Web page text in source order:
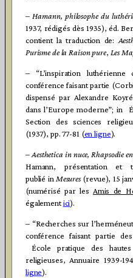
–Hamann, philosophe du
1937, rédigés dès 1935), éd.
contient la traduction de:
Purisme de la Raison pure, Les
– “L’inspiration
conférence faisant partie
dispensé par Alexandre
dans l’Europe moderne”; in
Section des sciences
(1937), pp. 77-81 (en ligne).
– Aesthetica in nuce, Rhapsodie
Hamann, présentation et
publié inMesures(revue), 15
(numérisé par les Amis de
égalementici).
– “Recherches sur
conférence faisant partie
École pratique des
religieuses, Annuaire 1939-
ligne).